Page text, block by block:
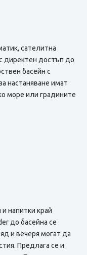
сателитна
директен достъп до
басейн с
настаняване имат
море или градините
напитки край
до басейна се
и вечеря могат да
Предлага се и